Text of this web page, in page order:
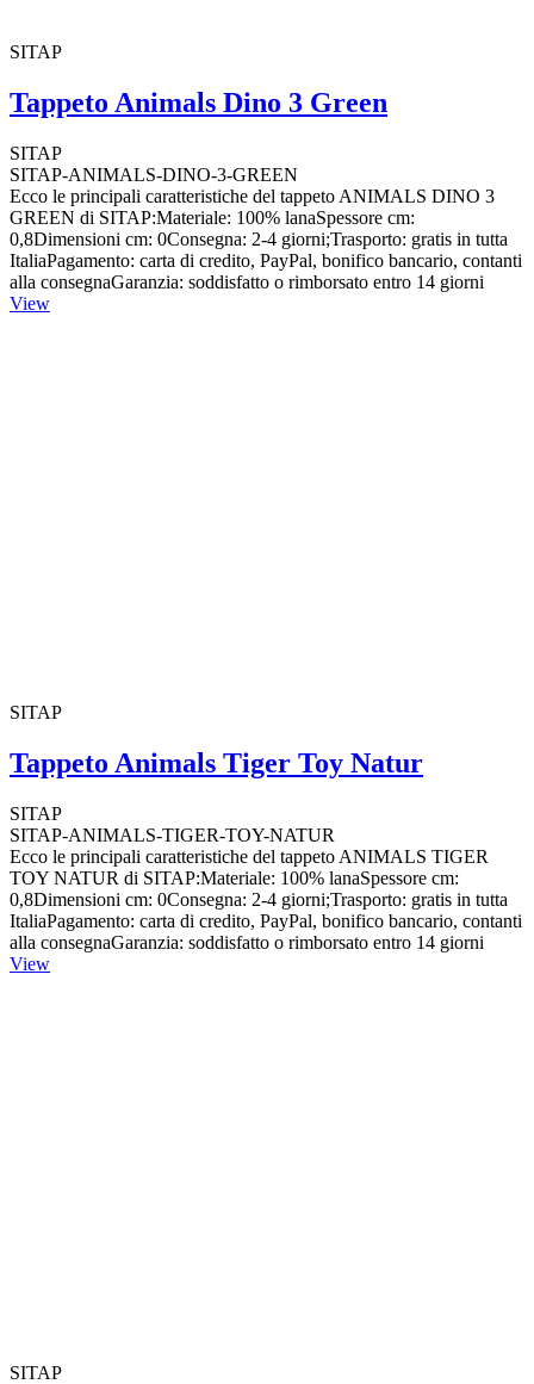
SITAP
Tappeto Animals Dino 3 Green
SITAP
SITAP-ANIMALS-DINO-3-GREEN
Ecco le principali caratteristiche del tappeto ANIMALS DINO 3
GREEN di SITAP:Materiale: 100% lanaSpessore cm:
0,8Dimensioni cm: 0Consegna: 2-4 giorni;Trasporto: gratis in tutta
ItaliaPagamento: carta di credito, PayPal, bonifico bancario, contanti
alla consegnaGaranzia: soddisfatto o rimborsato entro 14 giorni
View
SITAP
Tappeto Animals Tiger Toy Natur
SITAP
SITAP-ANIMALS-TIGER-TOY-NATUR
Ecco le principali caratteristiche del tappeto ANIMALS TIGER
TOY NATUR di SITAP:Materiale: 100% lanaSpessore cm:
0,8Dimensioni cm: 0Consegna: 2-4 giorni;Trasporto: gratis in tutta
ItaliaPagamento: carta di credito, PayPal, bonifico bancario, contanti
alla consegnaGaranzia: soddisfatto o rimborsato entro 14 giorni
View
SITAP